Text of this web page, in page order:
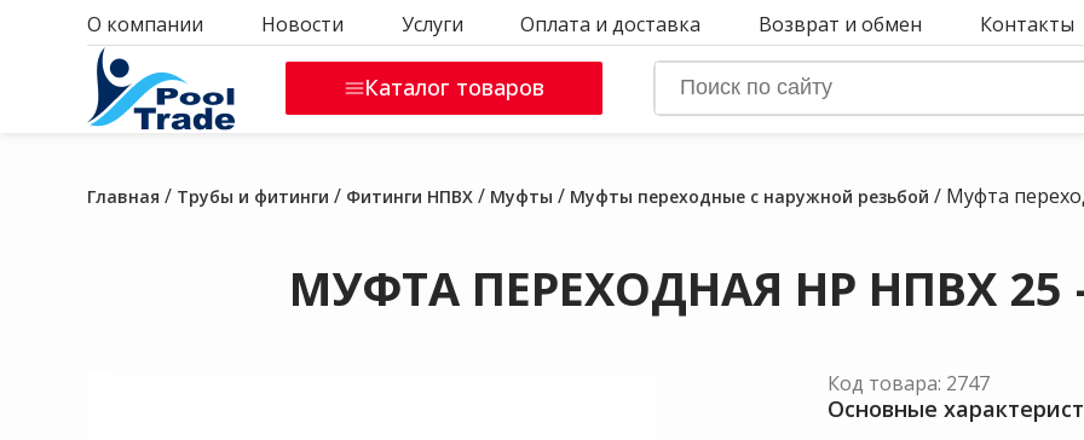
Каталог товаров
О компании Новости Услуги Оплата и доставка Возврат и обмен Контакты
Главная / Трубы и фитинги / Фитинги НПВХ / Муфты / Муфты переходные с наружной резьбой / Муфта
МУФТА ПЕРЕХОДНАЯ НР НПВХ 25
Код товара: 2747
Основные